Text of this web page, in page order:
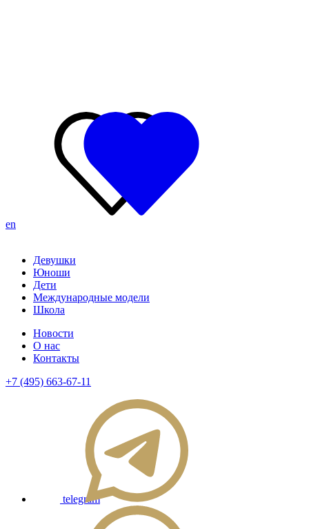
en
Девушки
Юноши
Дети
Международные модели
Школа
Новости
О нас
Контакты
+7 (495) 663-67-11
telegram